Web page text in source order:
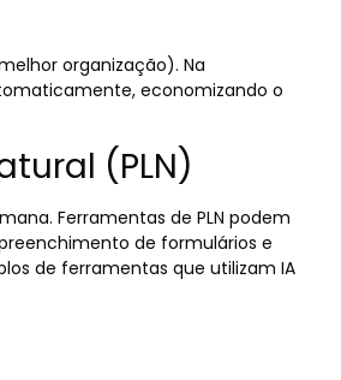
organização). Na
economizando o
(PLN)
Ferramentas de PLN podem
de formulários e
de ferramentas que utilizam IA